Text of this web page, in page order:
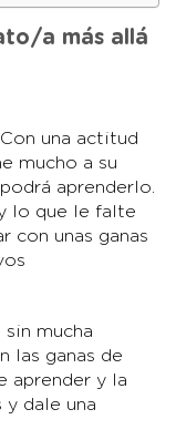
a más allá
una actitud
mucho a su
aprenderlo.
lo que le falte
con unas ganas
mucha
las ganas de
aprender y la
dale una